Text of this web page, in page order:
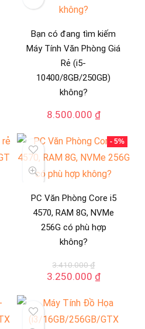
Bạn có đang tìm kiếm
Máy Tính Văn Phòng Giá
Rẻ (i5-
10400/8GB/250GB)
không?
8.500.000 ₫
- 5%
PC Văn Phòng Core i5
4570, RAM 8G, NVMe
256G có phù hợp
không?
3.410.000₫
Giá
là:
3.410.000 ₫.
3.250.000 ₫Giá
tại
là: